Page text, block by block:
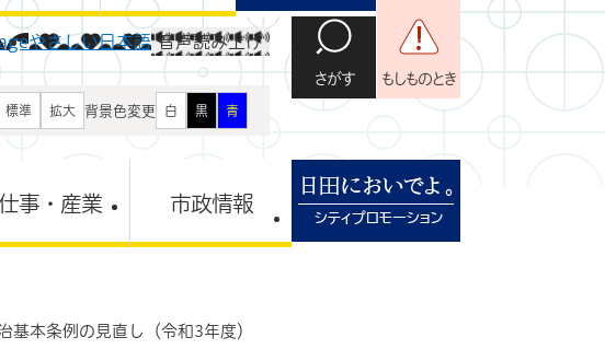
やさしい日本語 音声読み上げ
標準 拡大 背景色変更 白 黒 青
さがす もしものとき
事・産業 市政情報
基本条例の見直し（令和3年度）